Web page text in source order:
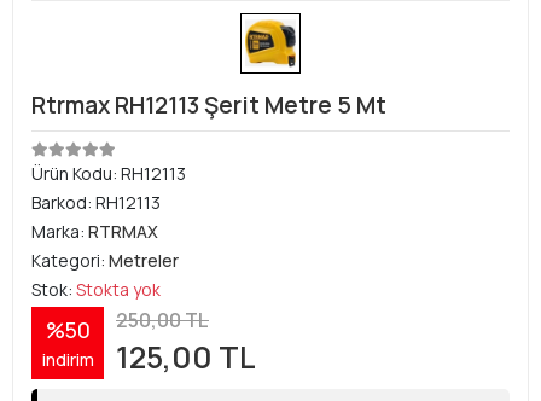
Rtrmax RH12113 Şerit Metre 5 Mt
Ürün Kodu: RH12113
Barkod: RH12113
Marka: RTRMAX
Kategori: Metreler
Stok: Stokta yok
%50
indirim
250,00 TL
125,00 TL